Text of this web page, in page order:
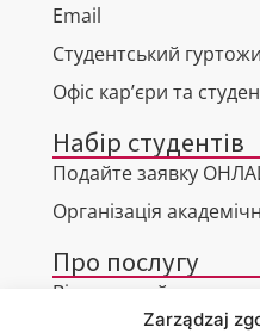
Zarządzaj
Email
Студентський
Офіс кар’єри та
Набір студентів
Подайте заявку
Організація
Про послугу
Віртуальний тур